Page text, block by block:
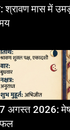
श्रावण मास में
अगस्त 2026: मेष